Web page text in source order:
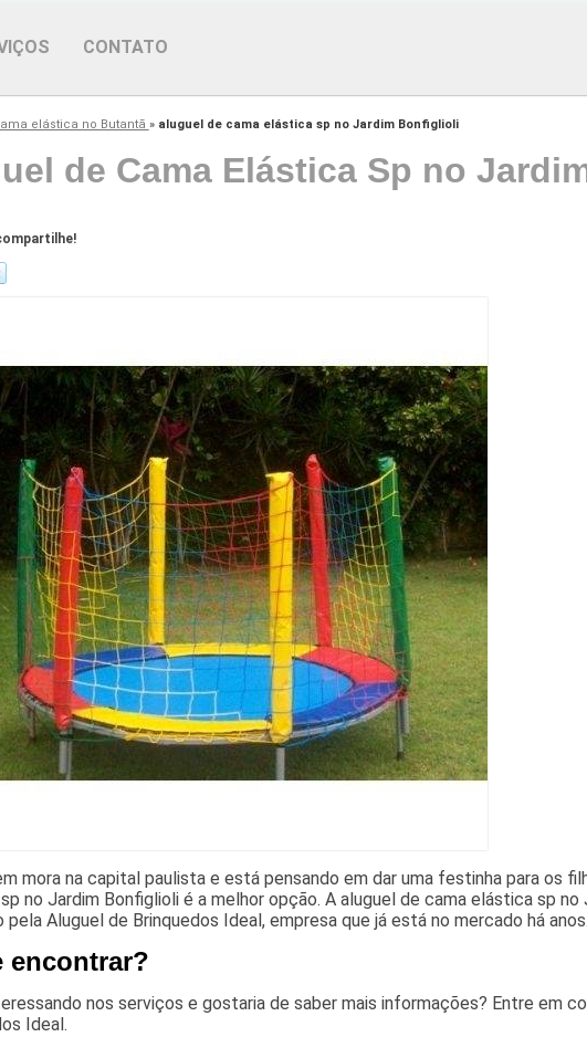
CONTATO
elástica no Butantã » aluguel de cama elástica sp no Jardim Bonfiglioli
de Cama Elástica Sp no
mora na capital paulista e está pensando em dar uma festinha para os
no Jardim Bonfiglioli é a melhor opção. A aluguel de cama elástica sp
pela Aluguel de Brinquedos Ideal, empresa que já está no mercado há anos.
encontrar?
nos serviços e gostaria de saber mais informações? Entre em
Ideal.